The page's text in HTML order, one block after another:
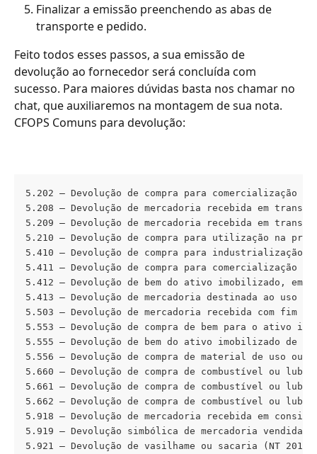
Finalizar a emissão preenchendo as abas de
transporte e pedido.
Feito todos esses passos, a sua emissão de
devolução ao fornecedor será concluída com
sucesso. Para maiores dúvidas basta nos chamar no
chat, que auxiliaremos na montagem de sua nota.
CFOPS Comuns para devolução:
5.202 – Devolução de compra para comercialização
5.208 – Devolução de mercadoria recebida em
5.209 – Devolução de mercadoria recebida em
5.210 – Devolução de compra para utilização na
5.410 – Devolução de compra para industrialização
5.411 – Devolução de compra para comercialização
5.412 – Devolução de bem do ativo imobilizado, em
5.413 – Devolução de mercadoria destinada ao uso
5.503 – Devolução de mercadoria recebida com fim
5.553 – Devolução de compra de bem para o ativo
5.555 – Devolução de bem do ativo imobilizado de
5.556 – Devolução de compra de material de uso ou
5.660 – Devolução de compra de combustível ou
5.661 – Devolução de compra de combustível ou
5.662 – Devolução de compra de combustível ou
5.918 – Devolução de mercadoria recebida em
5.919 – Devolução simbólica de mercadoria
5.921 – Devolução de vasilhame ou sacaria (NT